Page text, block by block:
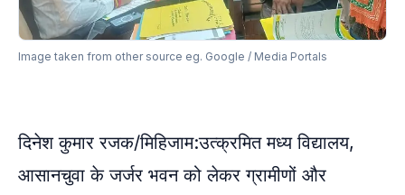
Image taken from other source eg. Google / Media Portals
दिनेश कुमार रजक/मिहिजाम:उत्क्रमित मध्य विद्यालय,
आसानचुवा के जर्जर भवन को लेकर ग्रामीणों और